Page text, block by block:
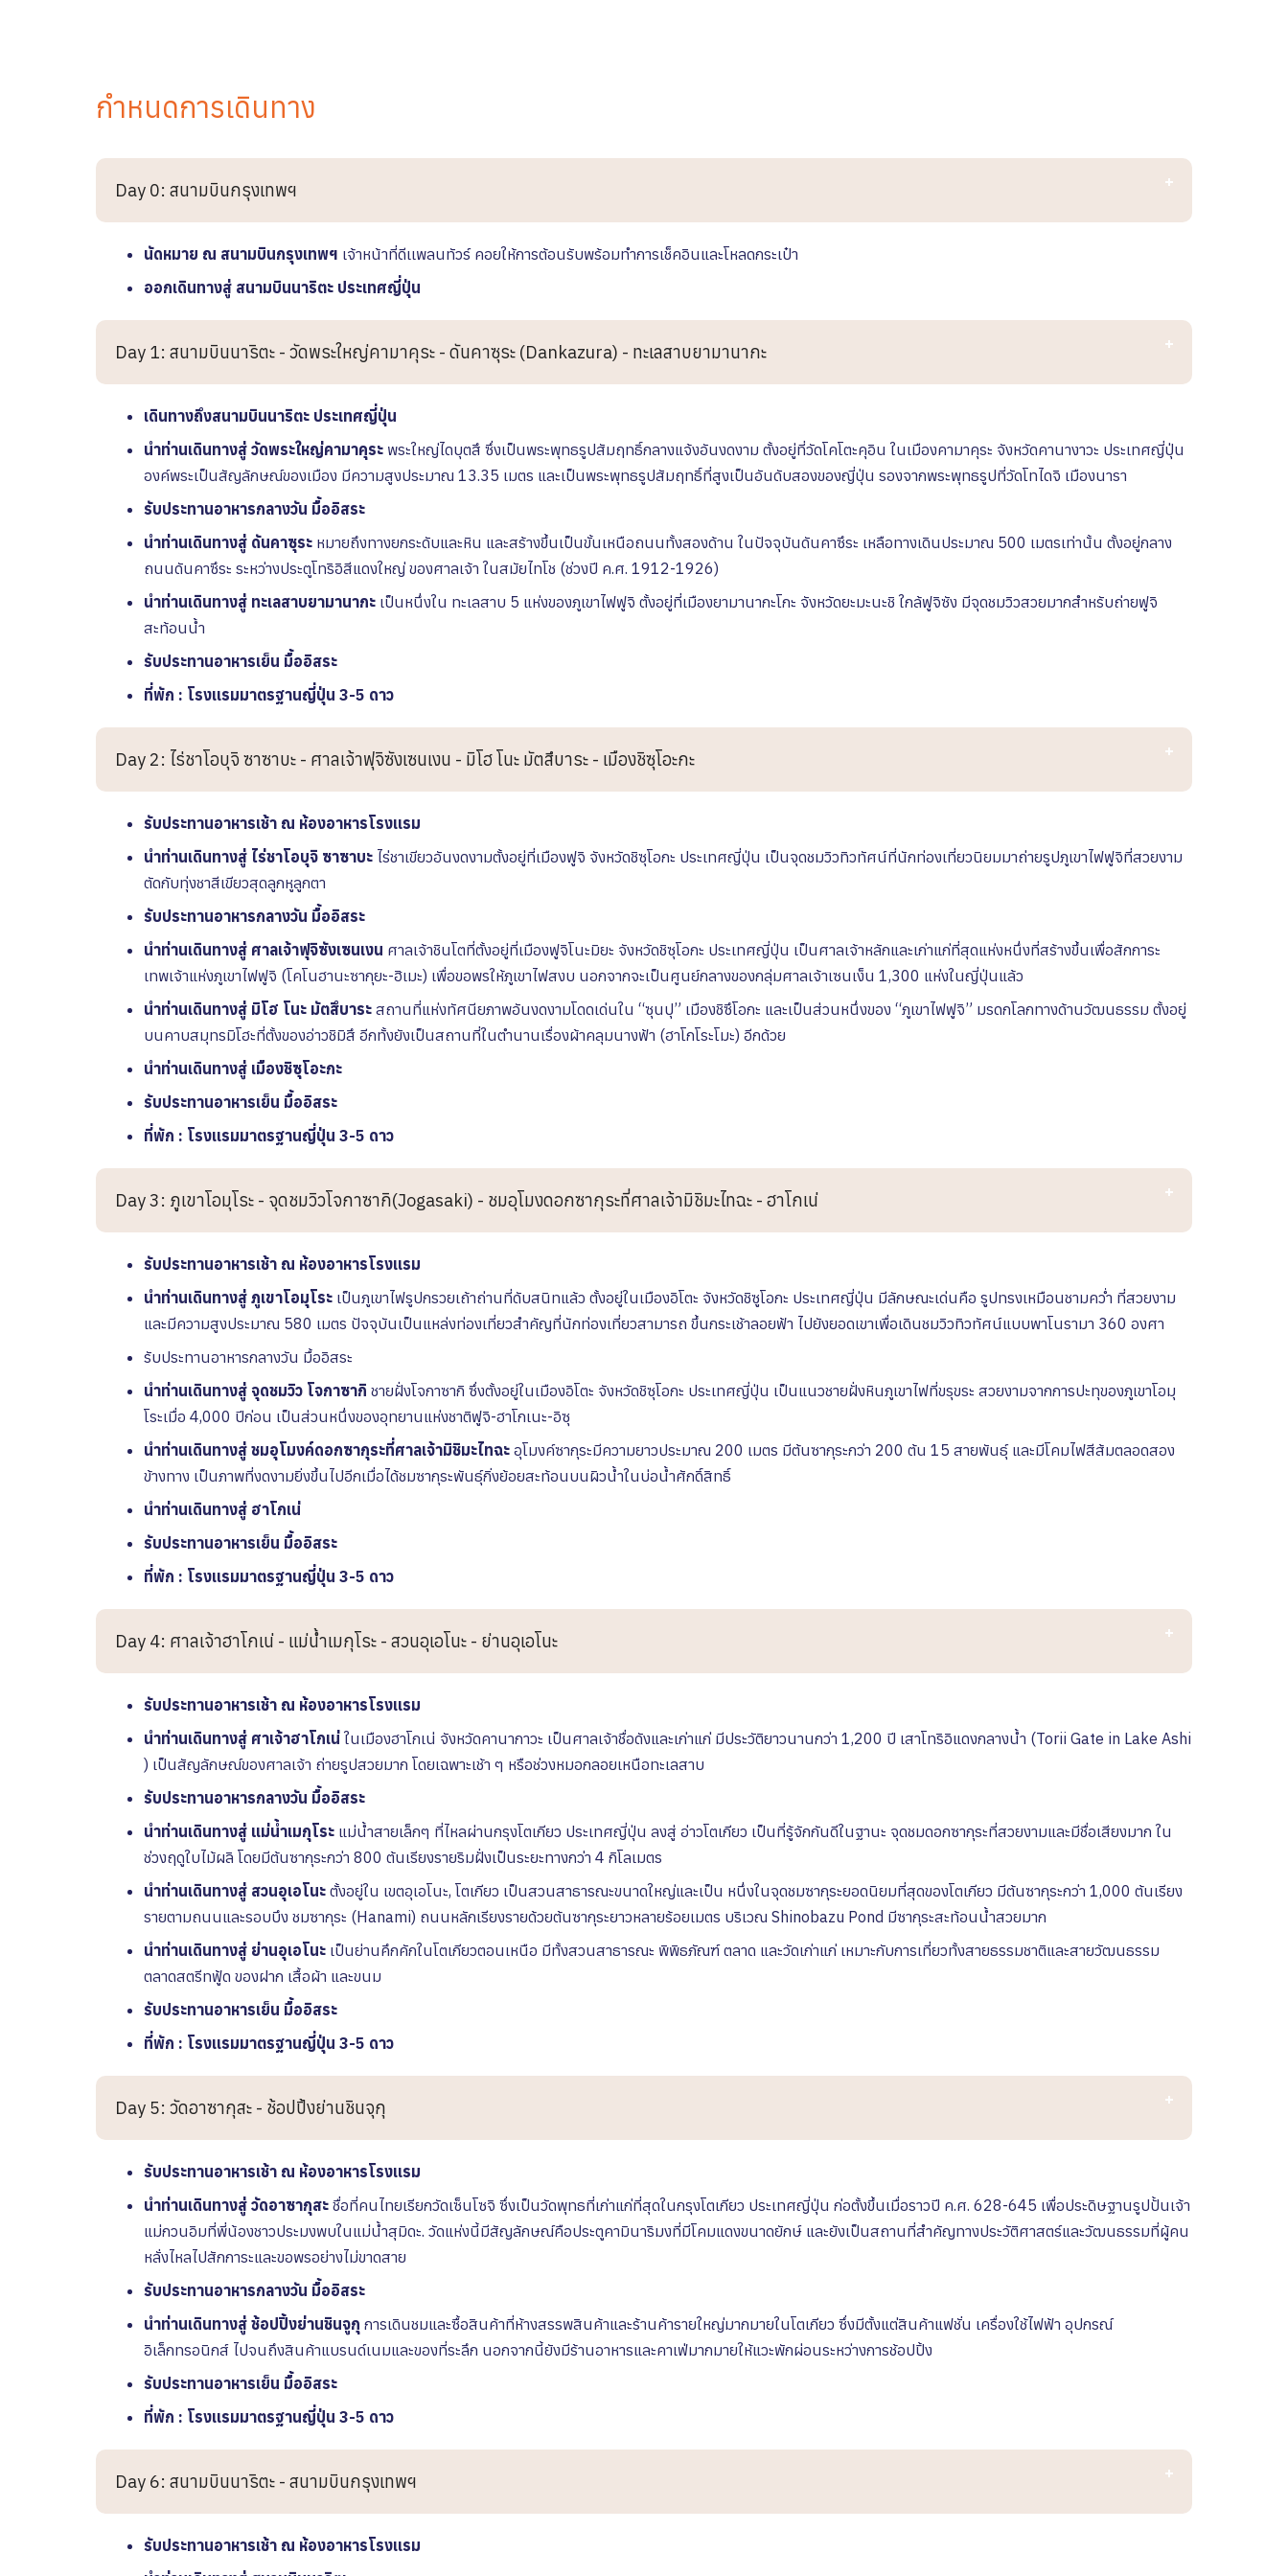
กำหนดการเดินทาง
Day 0: สนามบินกรุงเทพฯ
นัดหมาย ณ สนามบินกรุงเทพฯ เจ้าหน้าที่ดีเเพลนทัวร์ คอยให้การต้อนรับพร้อมทำการเช็คอินและโหลดกระเป๋า
ออกเดินทางสู่ สนามบินนาริตะ ประเทศญี่ปุ่น
Day 1: สนามบินนาริตะ - วัดพระใหญ่คามาคุระ - ดันคาซุระ (Dankazura) - ทะเลสาบยามานากะ
เดินทางถึงสนามบินนาริตะ ประเทศญี่ปุ่น
นำท่านเดินทางสู่ วัดพระใหญ่คามาคุระ พระใหญ่ไดบุตสึ ซึ่งเป็นพระพุทธรูปสัมฤทธิ์กลางแจ้งอันงดงาม ตั้งอยู่ที่วัดโคโตะคุอิน ในเมืองคามาคุระ จังหวัดคานางาวะ ประเทศญี่ปุ่น
องค์พระเป็นสัญลักษณ์ของเมือง มีความสูงประมาณ 13.35 เมตร และเป็นพระพุทธรูปสัมฤทธิ์ที่สูงเป็นอันดับสองของญี่ปุ่น รองจากพระพุทธรูปที่วัดโทไดจิ เมืองนารา
รับประทานอาหารกลางวัน มื้ออิสระ
นำท่านเดินทางสู่ ดันคาซุระ หมายถึงทางยกระดับและหิน และสร้างขึ้นเป็นขั้นเหนือถนนทั้งสองด้าน ในปัจจุบันดันคาซึระ เหลือทางเดินประมาณ 500 เมตรเท่านั้น ตั้งอยู่กลาง
ถนนดันคาซึระ ระหว่างประตูโทริอิสีแดงใหญ่ ของศาลเจ้า ในสมัยไทโช (ช่วงปี ค.ศ. 1912-1926)
นำท่านเดินทางสู่ ทะเลสาบยามานากะ เป็นหนึ่งใน ทะเลสาบ 5 แห่งของภูเขาไฟฟูจิ ตั้งอยู่ที่เมืองยามานากะโกะ จังหวัดยะมะนะชิ ใกล้ฟูจิซัง มีจุดชมวิวสวยมากสำหรับถ่ายฟูจิ
สะท้อนน้ำ
รับประทานอาหารเย็น มื้ออิสระ
ที่พัก : โรงเเรมมาตรฐานญี่ปุ่น 3-5 ดาว
Day 2: ไร่ชาโอบุจิ ซาซาบะ - ศาลเจ้าฟุจิซังเซนเงน - มิโฮ โนะ มัตสึบาระ - เมืองชิซุโอะกะ
รับประทานอาหารเช้า ณ ห้องอาหารโรงเเรม
นำท่านเดินทางสู่ ไร่ชาโอบุจิ ซาซาบะ ไร่ชาเขียวอันงดงามตั้งอยู่ที่เมืองฟูจิ จังหวัดชิซุโอกะ ประเทศญี่ปุ่น เป็นจุดชมวิวทิวทัศน์ที่นักท่องเที่ยวนิยมมาถ่ายรูปภูเขาไฟฟูจิที่สวยงาม
ตัดกับทุ่งชาสีเขียวสุดลูกหูลูกตา
รับประทานอาหารกลางวัน มื้ออิสระ
นำท่านเดินทางสู่ ศาลเจ้าฟุจิซังเซนเงน ศาลเจ้าชินโตที่ตั้งอยู่ที่เมืองฟูจิโนะมิยะ จังหวัดชิซุโอกะ ประเทศญี่ปุ่น เป็นศาลเจ้าหลักและเก่าแก่ที่สุดแห่งหนึ่งที่สร้างขึ้นเพื่อสักการะ
เทพเจ้าแห่งภูเขาไฟฟูจิ (โคโนฮานะซากุยะ-ฮิเมะ) เพื่อขอพรให้ภูเขาไฟสงบ นอกจากจะเป็นศูนย์กลางของกลุ่มศาลเจ้าเซนเง็น 1,300 แห่งในญี่ปุ่นแล้ว
นำท่านเดินทางสู่ มิโฮ โนะ มัตสึบาระ สถานที่แห่งทัศนียภาพอันงดงามโดดเด่นใน “ซุนปุ” เมืองชิซึโอกะ และเป็นส่วนหนึ่งของ “ภูเขาไฟฟูจิ” มรดกโลกทางด้านวัฒนธรรม ตั้งอยู่
บนคาบสมุทรมิโฮะที่ตั้งของอ่าวชิมิสึ อีกทั้งยังเป็นสถานที่ในตำนานเรื่องผ้าคลุมนางฟ้า (ฮาโกโระโมะ) อีกด้วย
นำท่านเดินทางสู่ เมืองชิซุโอะกะ
รับประทานอาหารเย็น มื้ออิสระ
ที่พัก : โรงเเรมมาตรฐานญี่ปุ่น 3-5 ดาว
Day 3: ภูเขาโอมุโระ - จุดชมวิวโจกาซากิ(Jogasaki) - ชมอุโมงดอกซากุระที่ศาลเจ้ามิชิมะไทฉะ - ฮาโกเน่
รับประทานอาหารเช้า ณ ห้องอาหารโรงเเรม
นำท่านเดินทางสู่ ภูเขาโอมุโระ เป็นภูเขาไฟรูปกรวยเถ้าถ่านที่ดับสนิทแล้ว ตั้งอยู่ในเมืองอิโตะ จังหวัดชิซูโอกะ ประเทศญี่ปุ่น มีลักษณะเด่นคือ รูปทรงเหมือนชามคว่ำ ที่สวยงาม
และมีความสูงประมาณ 580 เมตร ปัจจุบันเป็นแหล่งท่องเที่ยวสำคัญที่นักท่องเที่ยวสามารถ ขึ้นกระเช้าลอยฟ้า ไปยังยอดเขาเพื่อเดินชมวิวทิวทัศน์แบบพาโนรามา 360 องศา
รับประทานอาหารกลางวัน มื้ออิสระ
นำท่านเดินทางสู่ จุดชมวิว โจกาซากิ ชายฝั่งโจกาซากิ ซึ่งตั้งอยู่ในเมืองอิโตะ จังหวัดชิซุโอกะ ประเทศญี่ปุ่น เป็นแนวชายฝั่งหินภูเขาไฟที่ขรุขระ สวยงามจากการปะทุของภูเขาโอมุ
โระเมื่อ 4,000 ปีก่อน เป็นส่วนหนึ่งของอุทยานแห่งชาติฟูจิ-ฮาโกเนะ-อิซุ
นำท่านเดินทางสู่ ชมอุโมงค์ดอกซากุระที่ศาลเจ้ามิชิมะไทฉะ อุโมงค์ซากุระมีความยาวประมาณ 200 เมตร มีต้นซากุระกว่า 200 ต้น 15 สายพันธุ์ และมีโคมไฟสีส้มตลอดสอง
ข้างทาง เป็นภาพที่งดงามยิ่งขึ้นไปอีกเมื่อได้ชมซากุระพันธุ์กิ่งย้อยสะท้อนบนผิวน้ำในบ่อน้ำศักดิ์สิทธิ์
นำท่านเดินทางสู่ ฮาโกเน่
รับประทานอาหารเย็น มื้ออิสระ
ที่พัก : โรงเเรมมาตรฐานญี่ปุ่น 3-5 ดาว
Day 4: ศาลเจ้าฮาโกเน่ - แม่น้ำเมกุโระ - สวนอุเอโนะ - ย่านอุเอโนะ
รับประทานอาหารเช้า ณ ห้องอาหารโรงเเรม
นำท่านเดินทางสู่ ศาเจ้าฮาโกเน่ ในเมืองฮาโกเน่ จังหวัดคานากาวะ เป็นศาลเจ้าชื่อดังและเก่าแก่ มีประวัติยาวนานกว่า 1,200 ปี เสาโทริอิแดงกลางน้ำ (Torii Gate in Lake Ashi
) เป็นสัญลักษณ์ของศาลเจ้า ถ่ายรูปสวยมาก โดยเฉพาะเช้า ๆ หรือช่วงหมอกลอยเหนือทะเลสาบ
รับประทานอาหารกลางวัน มื้ออิสระ
นำท่านเดินทางสู่ แม่น้ำเมกุโระ แม่น้ำสายเล็กๆ ที่ไหลผ่านกรุงโตเกียว ประเทศญี่ปุ่น ลงสู่ อ่าวโตเกียว เป็นที่รู้จักกันดีในฐานะ จุดชมดอกซากุระที่สวยงามและมีชื่อเสียงมาก ใน
ช่วงฤดูใบไม้ผลิ โดยมีต้นซากุระกว่า 800 ต้นเรียงรายริมฝั่งเป็นระยะทางกว่า 4 กิโลเมตร
นำท่านเดินทางสู่ สวนอุเอโนะ ตั้งอยู่ใน เขตอุเอโนะ, โตเกียว เป็นสวนสาธารณะขนาดใหญ่และเป็น หนึ่งในจุดชมซากุระยอดนิยมที่สุดของโตเกียว มีต้นซากุระกว่า 1,000 ต้นเรียง
รายตามถนนและรอบบึง ชมซากุระ (Hanami) ถนนหลักเรียงรายด้วยต้นซากุระยาวหลายร้อยเมตร บริเวณ Shinobazu Pond มีซากุระสะท้อนน้ำสวยมาก
นำท่านเดินทางสู่ ย่านอุเอโนะ เป็นย่านคึกคักในโตเกียวตอนเหนือ มีทั้งสวนสาธารณะ พิพิธภัณฑ์ ตลาด และวัดเก่าแก่ เหมาะกับการเที่ยวทั้งสายธรรมชาติและสายวัฒนธรรม
ตลาดสตรีทฟู้ด ของฝาก เสื้อผ้า และขนม
รับประทานอาหารเย็น มื้ออิสระ
ที่พัก : โรงเเรมมาตรฐานญี่ปุ่น 3-5 ดาว
Day 5: วัดอาซากุสะ - ช้อปปิ้งย่านชินจุกุ
รับประทานอาหารเช้า ณ ห้องอาหารโรงเเรม
นำท่านเดินทางสู่ วัดอาซากุสะ ชื่อที่คนไทยเรียกวัดเซ็นโซจิ ซึ่งเป็นวัดพุทธที่เก่าแก่ที่สุดในกรุงโตเกียว ประเทศญี่ปุ่น ก่อตั้งขึ้นเมื่อราวปี ค.ศ. 628-645 เพื่อประดิษฐานรูปปั้นเจ้า
แม่กวนอิมที่พี่น้องชาวประมงพบในแม่น้ำสุมิดะ. วัดแห่งนี้มีสัญลักษณ์คือประตูคามินาริมงที่มีโคมแดงขนาดยักษ์ และยังเป็นสถานที่สำคัญทางประวัติศาสตร์และวัฒนธรรมที่ผู้คน
หลั่งไหลไปสักการะและขอพรอย่างไม่ขาดสาย
รับประทานอาหารกลางวัน มื้ออิสระ
นำท่านเดินทางสู่ ช้อปปิ้งย่านชินจูกุ การเดินชมและซื้อสินค้าที่ห้างสรรพสินค้าและร้านค้ารายใหญ่มากมายในโตเกียว ซึ่งมีตั้งแต่สินค้าแฟชั่น เครื่องใช้ไฟฟ้า อุปกรณ์
อิเล็กทรอนิกส์ ไปจนถึงสินค้าแบรนด์เนมและของที่ระลึก นอกจากนี้ยังมีร้านอาหารและคาเฟ่มากมายให้แวะพักผ่อนระหว่างการช้อปปิ้ง
รับประทานอาหารเย็น มื้ออิสระ
ที่พัก : โรงเเรมมาตรฐานญี่ปุ่น 3-5 ดาว
Day 6: สนามบินนาริตะ - สนามบินกรุงเทพฯ
รับประทานอาหารเช้า ณ ห้องอาหารโรงเเรม